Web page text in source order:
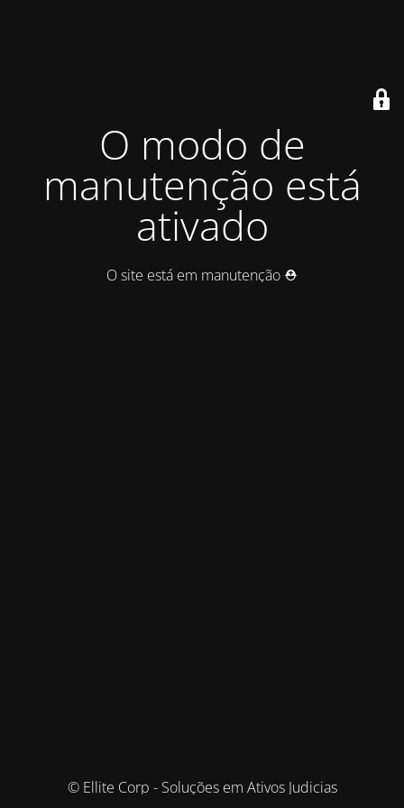
O modo de
manutenção está
ativado
O site está em manutenção ⛑
© Ellite Corp - Soluções em Ativos Judicias